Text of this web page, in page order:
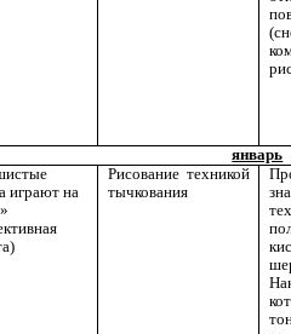
январь
играют на
Рисование техникой
тычкования